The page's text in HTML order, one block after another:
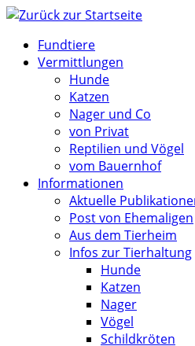
Zum
springenFundtiere
Vermittlungen
Hunde
Katzen
Nager und Co
von Privat
Reptilien und Vögel
vom Bauernhof
Informationen
Aktuelle
Post von Ehemaligen
Aus dem Tierheim
Infos zur Tierhaltung
Hunde
Katzen
Nager
Vögel
Schildkröten